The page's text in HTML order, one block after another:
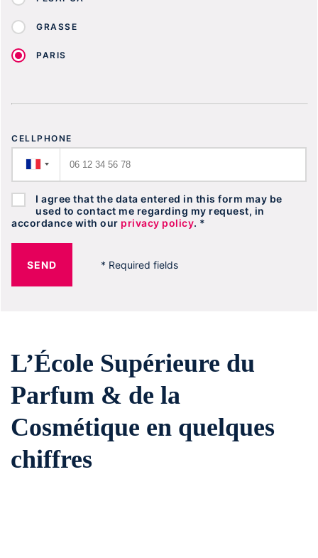
GRASSE
PARIS
CELLPHONE
I agree that the data entered in this form may be
used to contact me regarding my request, in
accordance with our privacy policy. *
SEND * Required fields
L’École Supérieure du
Parfum & de la
Cosmétique en quelques
chiffres